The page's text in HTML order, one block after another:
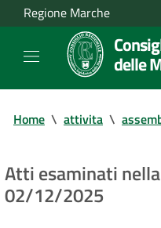
Regione Marche
delle
Home \ attivita \
Atti esaminati
02/12/2025